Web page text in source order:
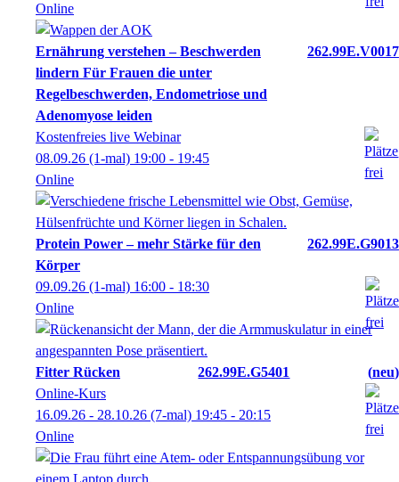
Online
Ernährung verstehen – Beschwerden
lindern Für Frauen die unter
Regelbeschwerden, Endometriose und
Adenomyose leiden
262.99E.V0017
Kostenfreies live Webinar
08.09.26 (1-mal) 19:00 - 19:45
Online
Protein Power – mehr Stärke für den
Körper
262.99E.G9013
09.09.26 (1-mal) 16:00 - 18:30
Online
Fitter Rücken 262.99E.G5401
neu
Online-Kurs
16.09.26 - 28.10.26 (7-mal) 19:45 - 20:15
Online